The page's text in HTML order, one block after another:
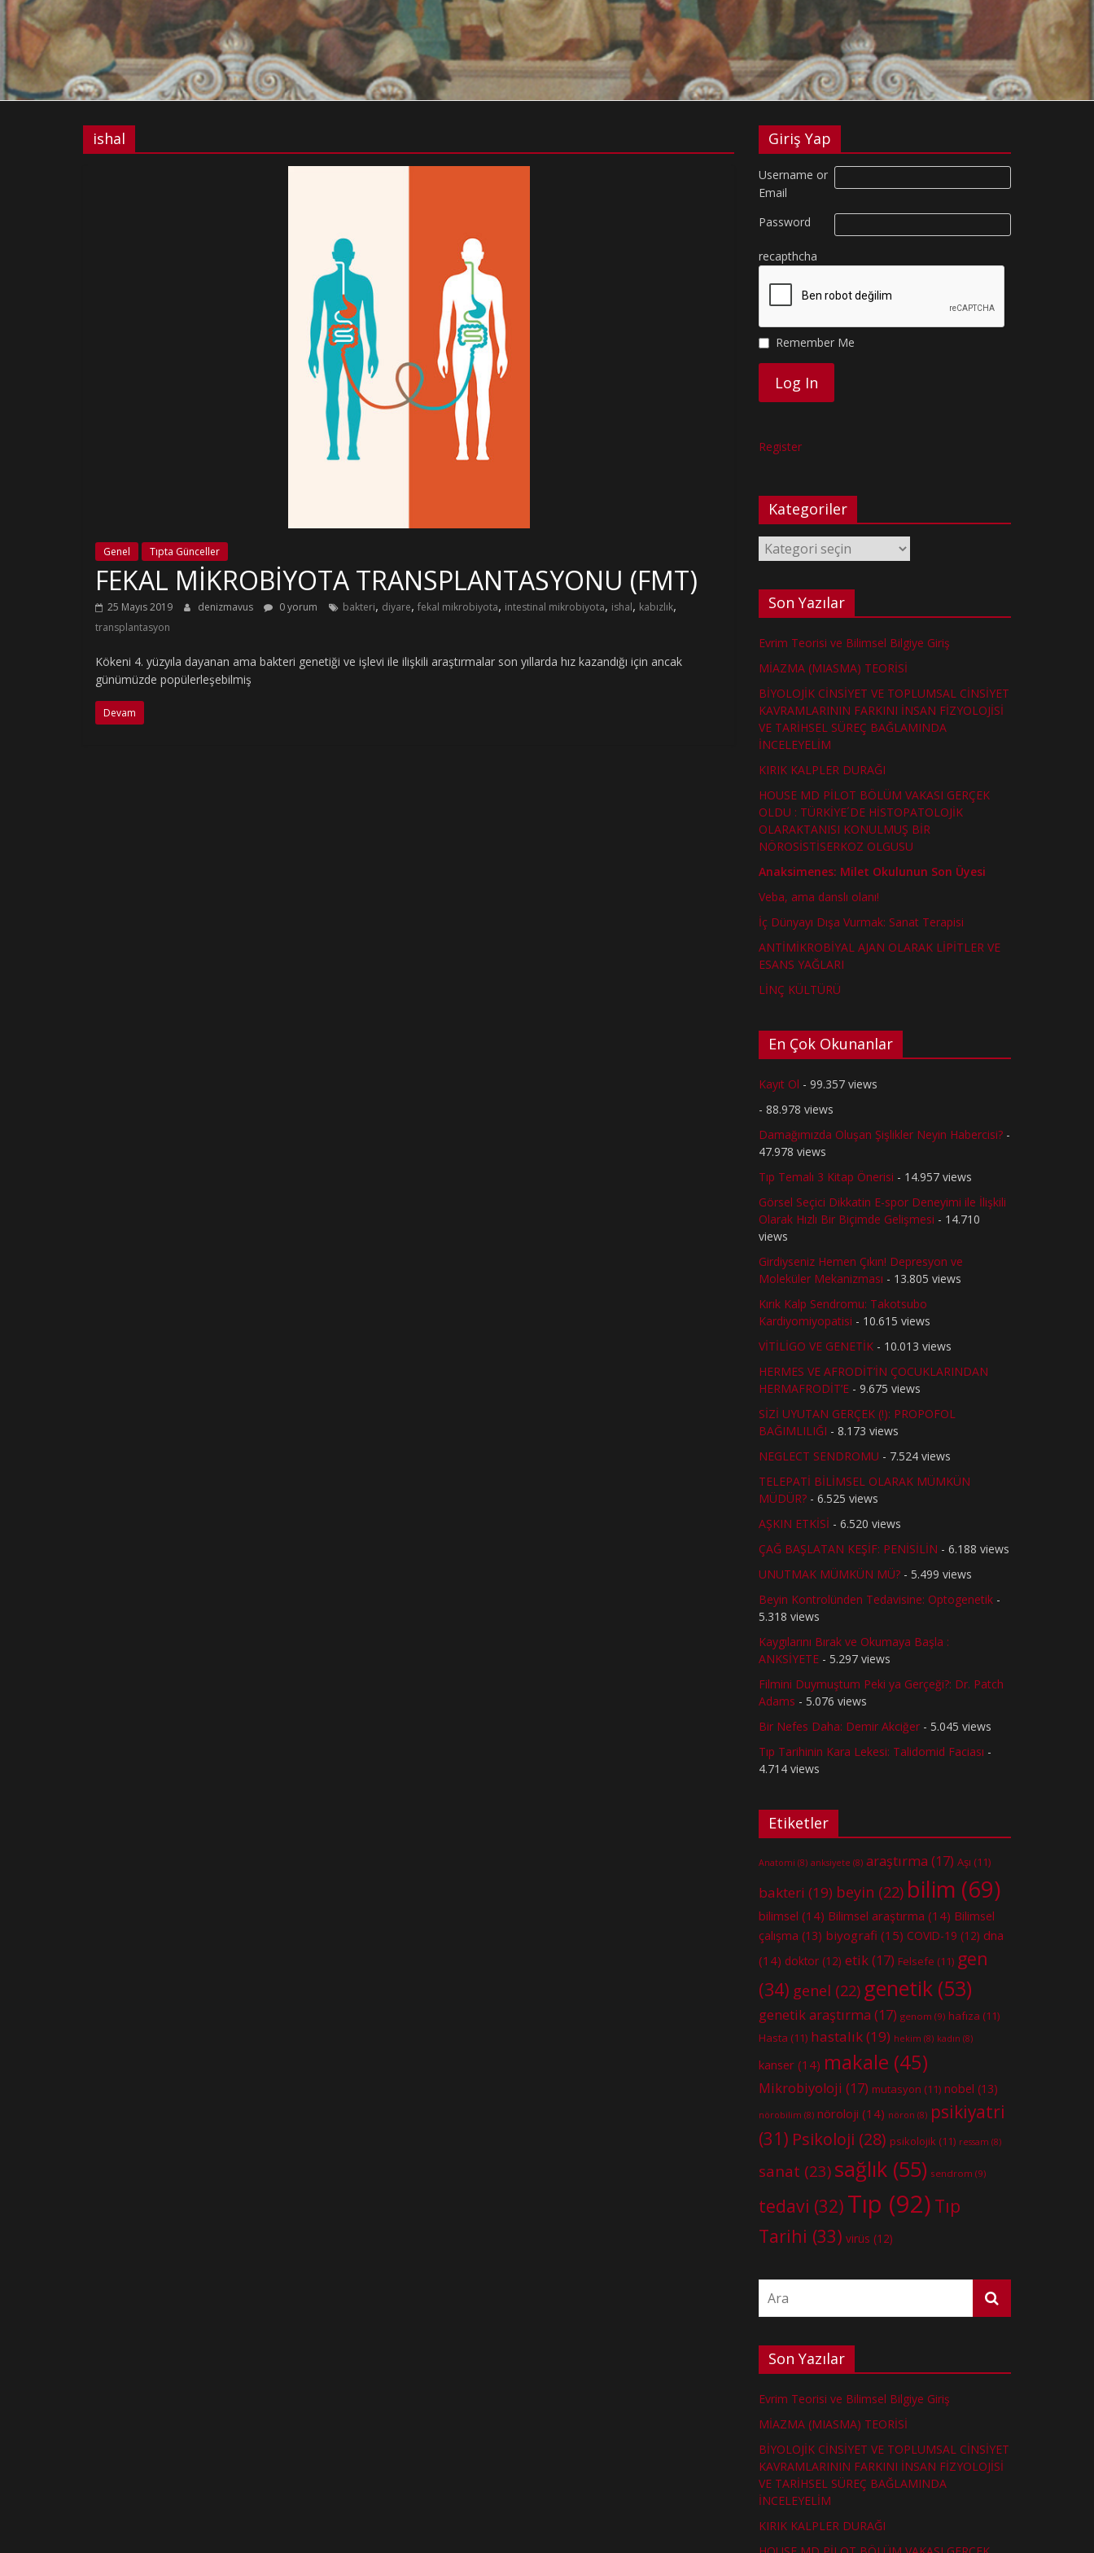
ishal
Genel Tıpta Günceller
FEKAL MİKROBİYOTA TRANSPLANTASYONU (FMT)
25 Mayıs 2019 denizmavus 0 yorum bakteri, diyare, fekal mikrobiyota, intestinal mikrobiyota, ishal, kabızlık,
transplantasyon
Kökeni 4. yüzyıla dayanan ama bakteri genetiği ve işlevi ile ilişkili araştırmalar son yıllarda hız kazandığı için ancak
günümüzde popülerleşebilmiş
Devam
Giriş Yap
Username or
Email
Password
recapthcha
Remember Me
Register
Kategoriler
Kategoriler
Son Yazılar
Evrim Teorisi ve Bilimsel Bilgiye Giriş
MİAZMA (MIASMA) TEORİSİ
BİYOLOJİK CİNSİYET VE TOPLUMSAL CİNSİYET
KAVRAMLARININ FARKINI İNSAN FİZYOLOJİSİ
VE TARİHSEL SÜREÇ BAĞLAMINDA
İNCELEYELİM
KIRIK KALPLER DURAĞI
HOUSE MD PİLOT BÖLÜM VAKASI GERÇEK
OLDU : TÜRKİYE´DE HİSTOPATOLOJİK
OLARAKTANISI KONULMUŞ BİR
NÖROSİSTİSERKOZ OLGUSU
Anaksimenes: Milet Okulunun Son Üyesi
Veba, ama danslı olanı!
İç Dünyayı Dışa Vurmak: Sanat Terapisi
ANTİMİKROBİYAL AJAN OLARAK LİPİTLER VE
ESANS YAĞLARI
LİNÇ KÜLTÜRÜ
En Çok Okunanlar
Kayıt Ol - 99.357 views
- 88.978 views
Damağımızda Oluşan Şişlikler Neyin Habercisi? -
47.978 views
Tıp Temalı 3 Kitap Önerisi - 14.957 views
Görsel Seçici Dikkatin E-spor Deneyimi ile İlişkili
Olarak Hızlı Bir Biçimde Gelişmesi - 14.710
views
Girdiyseniz Hemen Çıkın! Depresyon ve
Moleküler Mekanizması - 13.805 views
Kırık Kalp Sendromu: Takotsubo
Kardiyomiyopatisi - 10.615 views
VİTİLİGO VE GENETİK - 10.013 views
HERMES VE AFRODİT’İN ÇOCUKLARINDAN
HERMAFRODİT’E - 9.675 views
SİZİ UYUTAN GERÇEK (!): PROPOFOL
BAĞIMLILIĞI - 8.173 views
NEGLECT SENDROMU - 7.524 views
TELEPATİ BİLİMSEL OLARAK MÜMKÜN
MÜDÜR? - 6.525 views
AŞKIN ETKİSİ - 6.520 views
ÇAĞ BAŞLATAN KEŞİF: PENİSİLİN - 6.188 views
UNUTMAK MÜMKÜN MÜ? - 5.499 views
Beyin Kontrolünden Tedavisine: Optogenetik -
5.318 views
Kaygılarını Bırak ve Okumaya Başla :
ANKSİYETE - 5.297 views
Filmini Duymuştum Peki ya Gerçeği?: Dr. Patch
Adams - 5.076 views
Bir Nefes Daha: Demir Akciğer - 5.045 views
Tıp Tarihinin Kara Lekesi: Talidomid Faciası -
4.714 views
Etiketler
Anatomi (8) anksiyete (8) araştırma (17) Aşı (11)
bakteri (19) beyin (22) bilim (69)
bilimsel (14) Bilimsel araştırma (14) Bilimsel
çalışma (13) biyografi (15) COVID-19 (12) dna
(14) doktor (12) etik(17) Felsefe (11) gen
(34) genel (22) genetik (53)
genetik araştırma (17) genom (9) hafıza (11)
Hasta (11) hastalık(19) hekim (8) kadın (8)
kanser (14) makale (45)
Mikrobiyoloji (17) mutasyon (11) nobel (13)
nörobilim (8) nöroloji (14) nöron (8) psikiyatri
(31) Psikoloji (28) psikolojik (11) ressam (8)
sanat (23) sağlık (55) sendrom (9)
tedavi (32) Tıp (92) Tıp
Tarihi (33) virüs (12)
Son Yazılar
Evrim Teorisi ve Bilimsel Bilgiye Giriş
MİAZMA (MIASMA) TEORİSİ
BİYOLOJİK CİNSİYET VE TOPLUMSAL CİNSİYET
KAVRAMLARININ FARKINI İNSAN FİZYOLOJİSİ
VE TARİHSEL SÜREÇ BAĞLAMINDA
İNCELEYELİM
KIRIK KALPLER DURAĞI